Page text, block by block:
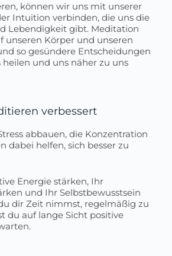
können wir uns mit unserer
Intuition verbinden, die uns die
Lebendigkeit gibt. Meditation
unseren Körper und unseren
so gesündere Entscheidungen
und uns näher zu uns
verbessert
abbauen, die Konzentration
dabei helfen, sich besser zu
Energie stärken, Ihr
und Ihr Selbstbewusstsein
dir Zeit nimmst, regelmäßig zu
du auf lange Sicht positive